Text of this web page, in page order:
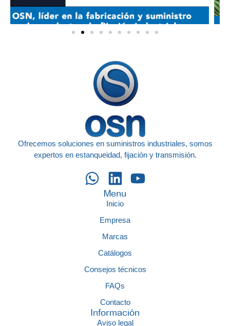
Ofrecemos soluciones en suministros industriales, somos
expertos en estanqueidad, fijación y transmisión.
Menu
Inicio
Empresa
Marcas
Catálogos
Consejos técnicos
FAQs
Contacto
Información
Aviso legal